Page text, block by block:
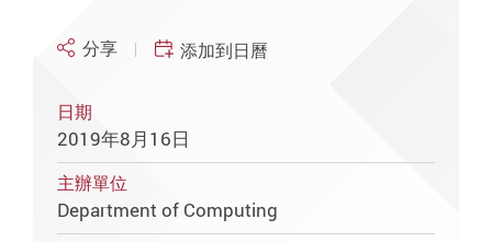
分享 添加到日曆
日期
2019年8月16日
主辦單位
Department of Computing